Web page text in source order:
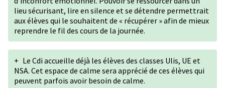
lieu sécurisant, lire en silence et se détendre permettrait
aux élèves qui le souhaitent de « récupérer » afin de mieux
reprendre le fil des cours de la journée.
+ Le Cdi accueille déjà les élèves des classes Ulis, UE et
NSA. Cet espace de calme sera apprécié de ces élèves qui
peuvent parfois avoir besoin de calme.